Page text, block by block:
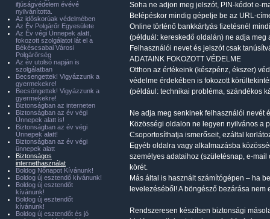
Soha ne adjon meg jelszót, PIN-kódot e-
Belépéskor mindig gépelje be az URL-
Online történő bankkártyás fizetésnél
(példuál: kereskedő oldalán) ne adja meg
Felhasználói nevet és jelszót csak
ADATAINK FOKOZOTT VÉDELME
Otthon az értékeink (készpénz, ékszer)
védelme érdekében is fokozott
(például: technikai probléma, szándékos
Ne adja meg senkinek felhasználói nevét
Közösségi oldalon ne legyen nyilvános a
Csoportosíthatja ismerőseit, ezáltal
Egyéb oldalra vagy alkalmazásba
személyes adataihoz (születésnap, e-
körét.
Más által is használt számítógépen – ha
levelezéséből! A böngésző bezárása nem
Rendszeresen készítsen biztonsági
ifjúságvédelem évévé
nyilvánította.
Az időskorúak védelmében
Az Év Polgárőr Egyesülete
Az Év végi Ünnepek alatt,
fokozott szolgálatot lát el a
Békéscsabai Városi
Polgárőrség
Az év utolsó napján is
szolgálatban
Becsengettek! Vigyázzunk a
gyermekekre!
Becsöngettek! Vigyázzunk a
gyermekekre!
Biztonságban az interneten
Biztonságban az év végi
Ünnepek alatt is!
Biztonságban az év végi
Ünnepek alatt!
Biztonságban az év végi
ünnepek alatt
Biztonságos
internethasználat
Boldog Nőnapot Kívánunk!
Boldog új esztendő kívánunk!
Boldog új esztendőt
kívánunk!
Boldog új esztendőt
kívánunk!
Boldog új esztendőt és jó